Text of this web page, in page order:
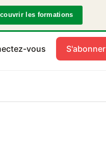
les formations
vous S'abonner